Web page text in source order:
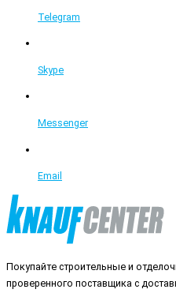
Telegram
Skype
Messenger
Email
Покупайте строительные и
проверенного поставщика с